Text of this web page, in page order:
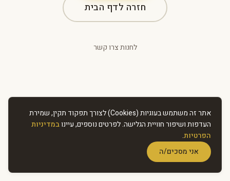
חזרה לדף הבית
לחנות·צרו קשר
אתר זה משתמש בעוגיות (Cookies) לצורך תפקוד תקין, שמירת
העדפות ושיפור חוויית הגלישה. לפרטים נוספים, עיינובמדיניות
הפרטיות.
אני מסכים/ה